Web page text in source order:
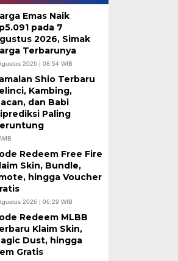
Emas Naik
pada 7
2026, Simak
Terbarunya
2026 | 08:54 WIB
Shio Terbaru
Kambing,
dan Babi
Paling
Redeem Free Fire
Skin, Bundle,
hingga Voucher
2026 | 06:29 WIB
Redeem MLBB
Klaim Skin,
Dust, hingga
Gratis